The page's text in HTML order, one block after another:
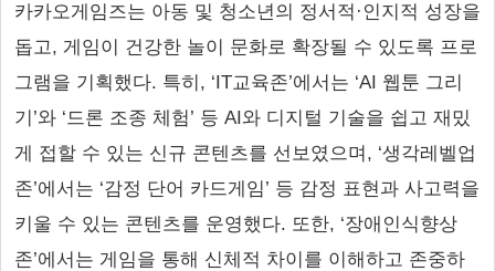
카카오게임즈는 아동 및 청소년의 정서적·인지적 성장을
돕고, 게임이 건강한 놀이 문화로 확장될 수 있도록 프로
그램을 기획했다. 특히, ‘IT교육존’에서는 ‘AI 웹툰 그리
기’와 ‘드론 조종 체험’ 등 AI와 디지털 기술을 쉽고 재밌
게 접할 수 있는 신규 콘텐츠를 선보였으며, ‘생각레벨업
존’에서는 ‘감정 단어 카드게임’ 등 감정 표현과 사고력을
키울 수 있는 콘텐츠를 운영했다. 또한, ‘장애인식향상
존’에서는 게임을 통해 신체적 차이를 이해하고 존중하